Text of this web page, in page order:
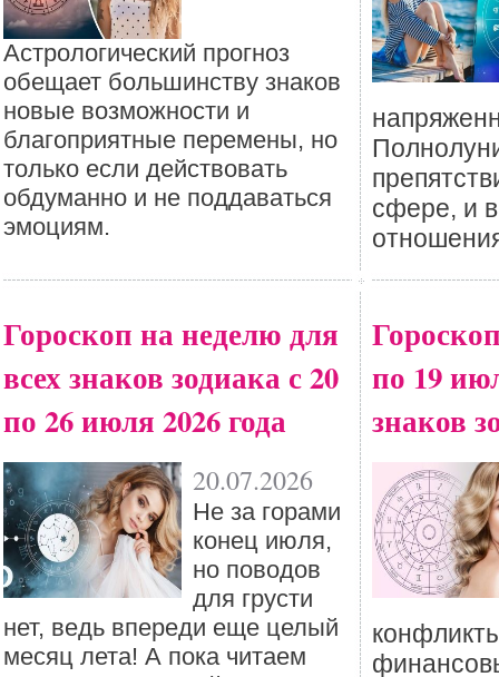
Астрологический прогноз
обещает большинству знаков
новые возможности и
благоприятные перемены, но
только если действовать
обдуманно и не поддаваться
эмоциям.
сфере, и
Гороскоп на неделю для
всех знаков зодиака с 20
по 26 июля 2026 года
20.07.2026
Не за горами
конец июля,
но поводов
для грусти
нет, ведь впереди еще целый
месяц лета! А пока читаем
по 19
знаков